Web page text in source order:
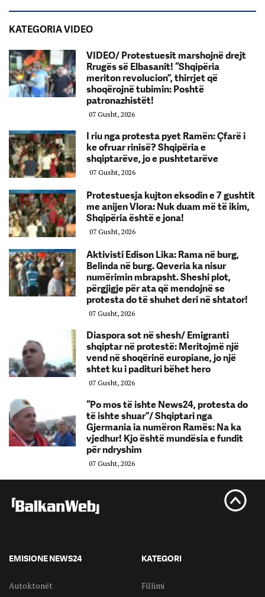
KATEGORIA VIDEO
VIDEO/ Protestuesit marshojnë drejt
Rrugës së Elbasanit! “Shqipëria
meriton revolucion”, thirrjet që
shoqërojnë tubimin: Poshtë
patronazhistët!
07 Gusht, 2026
I riu nga protesta pyet Ramën: Çfarë i
ke ofruar rinisë? Shqipëria e
shqiptarëve, jo e pushtetarëve
07 Gusht, 2026
Protestuesja kujton eksodin e 7 gushtit
me anijen Vlora: Nuk duam më të ikim,
Shqipëria është e jona!
07 Gusht, 2026
Aktivisti Edison Lika: Rama në burg,
Belinda në burg. Qeveria ka nisur
numërimin mbrapsht. Sheshi plot,
përgjigje për ata që mendojnë se
protesta do të shuhet deri në shtator!
07 Gusht, 2026
Diaspora sot në shesh/ Emigranti
shqiptar në protestë: Meritojmë një
vend në shoqërinë europiane, jo një
shtet ku i padituri bëhet hero
07 Gusht, 2026
“Po mos të ishte News24, protesta do
të ishte shuar”/ Shqiptari nga
Gjermania ia numëron Ramës: Na ka
vjedhur! Kjo është mundësia e fundit
për ndryshim
07 Gusht, 2026
EMISIONE NEWS24
Autoktonët
KATEGORI
Fillimi